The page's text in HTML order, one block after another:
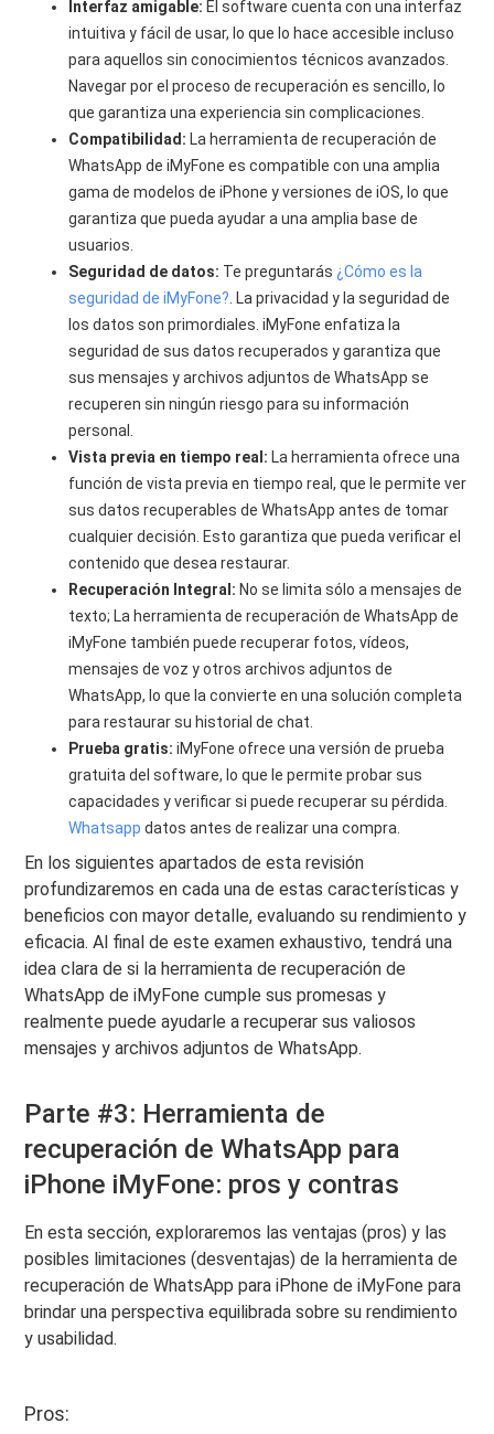
Interfaz amigable: El software cuenta con una interfaz
intuitiva y fácil de usar, lo que lo hace accesible incluso
para aquellos sin conocimientos técnicos avanzados.
Navegar por el proceso de recuperación es sencillo, lo
que garantiza una experiencia sin complicaciones.
Compatibilidad: La herramienta de recuperación de
WhatsApp de iMyFone es compatible con una amplia
gama de modelos de iPhone y versiones de iOS, lo que
garantiza que pueda ayudar a una amplia base de
usuarios.
Seguridad de datos: Te preguntarás ¿Cómo es la
seguridad de iMyFone? . La privacidad y la seguridad de
los datos son primordiales. iMyFone enfatiza la
seguridad de sus datos recuperados y garantiza que
sus mensajes y archivos adjuntos de WhatsApp se
recuperen sin ningún riesgo para su información
personal.
Vista previa en tiempo real: La herramienta ofrece una
función de vista previa en tiempo real, que le permite ver
sus datos recuperables de WhatsApp antes de tomar
cualquier decisión. Esto garantiza que pueda verificar el
contenido que desea restaurar.
Recuperación Integral: No se limita sólo a mensajes de
texto; La herramienta de recuperación de WhatsApp de
iMyFone también puede recuperar fotos, vídeos,
mensajes de voz y otros archivos adjuntos de
WhatsApp, lo que la convierte en una solución completa
para restaurar su historial de chat.
Prueba gratis: iMyFone ofrece una versión de prueba
gratuita del software, lo que le permite probar sus
capacidades y verificar si puede recuperar su pérdida.
Whatsapp datos antes de realizar una compra.
En los siguientes apartados de esta revisión
profundizaremos en cada una de estas características y
beneficios con mayor detalle, evaluando su rendimiento y
eficacia. Al final de este examen exhaustivo, tendrá una
idea clara de si la herramienta de recuperación de
WhatsApp de iMyFone cumple sus promesas y
realmente puede ayudarle a recuperar sus valiosos
mensajes y archivos adjuntos de WhatsApp.
Parte #3: Herramienta de
recuperación de WhatsApp para
iPhone iMyFone: pros y contras
En esta sección, exploraremos las ventajas (pros) y las
posibles limitaciones (desventajas) de la herramienta de
recuperación de WhatsApp para iPhone de iMyFone para
brindar una perspectiva equilibrada sobre su rendimiento
y usabilidad.
Pros: